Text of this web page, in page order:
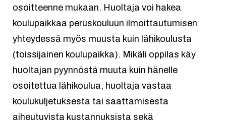
osoitteenne mukaan. Huoltaja voi hakea
koulupaikkaa peruskouluun ilmoittautumisen
yhteydessä myös muusta kuin lähikoulusta
(toissijainen koulupaikka). Mikäli oppilas käy
huoltajan pyynnöstä muuta kuin hänelle
osoitettua lähikoulua, huoltaja vastaa
koulukuljetuksesta tai saattamisesta
aiheutuvista kustannuksista sekä